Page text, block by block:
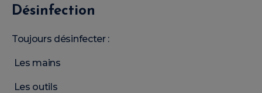
Désinfection
Toujours désinfecter :
Les mains
Les outils